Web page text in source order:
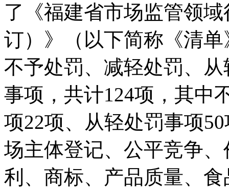
了《福建省市场监管领
订）》（以下简称《清
不予处罚、减轻处罚、
事项，共计124项，其中
项22项、从轻处罚事项
场主体登记、公平竞争
利、商标、产品质量、